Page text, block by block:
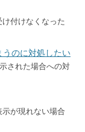
付けなくなった
うのに対処したい
された場合への対
が現れない場合